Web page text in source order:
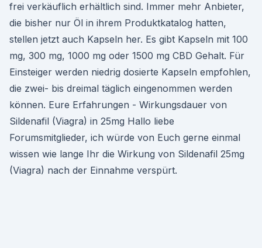
frei verkäuflich erhältlich sind. Immer mehr Anbieter,
die bisher nur Öl in ihrem Produktkatalog hatten,
stellen jetzt auch Kapseln her. Es gibt Kapseln mit 100
mg, 300 mg, 1000 mg oder 1500 mg CBD Gehalt. Für
Einsteiger werden niedrig dosierte Kapseln empfohlen,
die zwei- bis dreimal täglich eingenommen werden
können. Eure Erfahrungen - Wirkungsdauer von
Sildenafil (Viagra) in 25mg Hallo liebe
Forumsmitglieder, ich würde von Euch gerne einmal
wissen wie lange Ihr die Wirkung von Sildenafil 25mg
(Viagra) nach der Einnahme verspürt.